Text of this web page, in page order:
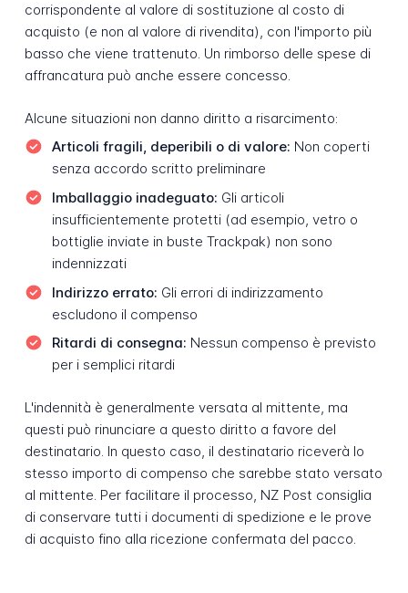
corrispondente al valore di sostituzione al costo di
acquisto (e non al valore di rivendita), con l'importo più
basso che viene trattenuto. Un rimborso delle spese di
affrancatura può anche essere concesso.
Alcune situazioni non danno diritto a risarcimento:
Articoli fragili, deperibili o di valore: Non coperti
senza accordo scritto preliminare
Imballaggio inadeguato: Gli articoli
insufficientemente protetti (ad esempio, vetro o
bottiglie inviate in buste Trackpak) non sono
indennizzati
Indirizzo errato: Gli errori di indirizzamento
escludono il compenso
Ritardi di consegna: Nessun compenso è previsto
per i semplici ritardi
L'indennità è generalmente versata al mittente, ma
questi può rinunciare a questo diritto a favore del
destinatario. In questo caso, il destinatario riceverà lo
stesso importo di compenso che sarebbe stato versato
al mittente. Per facilitare il processo, NZ Post consiglia
di conservare tutti i documenti di spedizione e le prove
di acquisto fino alla ricezione confermata del pacco.